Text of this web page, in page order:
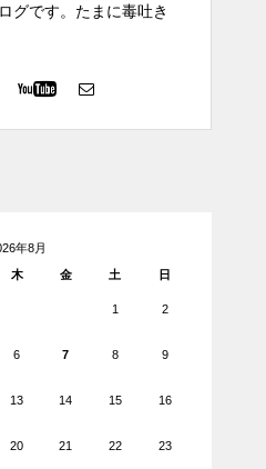
グです。たまに毒吐き
年8月
木 金 土 日
1 2
6 7 8 9
13 14 15 16
20 21 22 23